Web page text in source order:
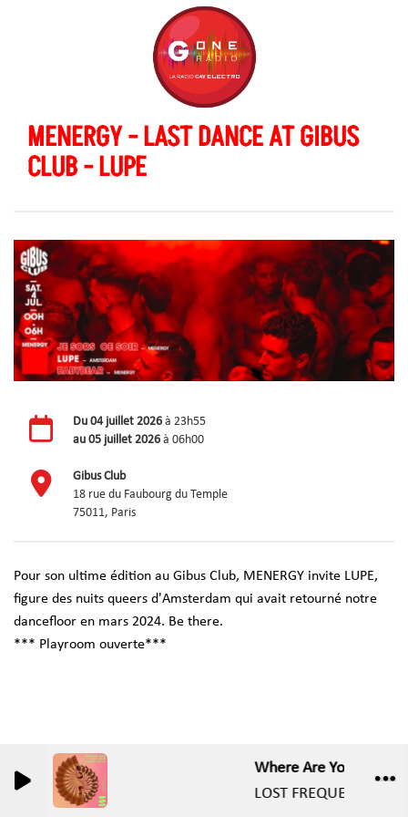
Where Are You Now
LOST FREQUENCIES,
MENERGY - LAST DANCE AT GIBUS
CLUB - LUPE
0
Du 04 juillet 2026 à 23h55
au 05 juillet 2026 à 06h00
Gibus Club
18 rue du Faubourg du Temple
75011, Paris
Pour son ultime édition au Gibus Club, MENERGY invite LUPE,
figure des nuits queers d'Amsterdam qui avait retourné notre
dancefloor en mars 2024. Be there.
*** Playroom ouverte***